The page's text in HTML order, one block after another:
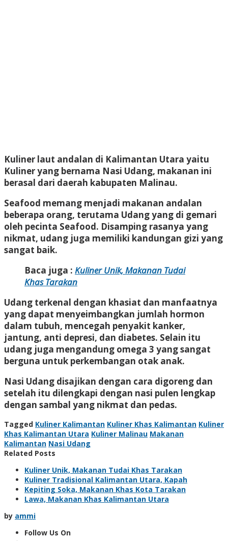
Kuliner laut andalan di Kalimantan Utara yaitu
Kuliner yang bernama Nasi Udang, makanan ini
berasal dari daerah kabupaten Malinau.
Seafood memang menjadi makanan andalan
beberapa orang, terutama Udang yang di gemari
oleh pecinta Seafood. Disamping rasanya yang
nikmat, udang juga memiliki kandungan gizi yang
sangat baik.
Baca juga : Kuliner Unik, Makanan Tudai
Khas Tarakan
Udang terkenal dengan khasiat dan manfaatnya
yang dapat menyeimbangkan jumlah hormon
dalam tubuh, mencegah penyakit kanker,
jantung, anti depresi, dan diabetes. Selain itu
udang juga mengandung omega 3 yang sangat
berguna untuk perkembangan otak anak.
Nasi Udang disajikan dengan cara digoreng dan
setelah itu dilengkapi dengan nasi pulen lengkap
dengan sambal yang nikmat dan pedas.
Tagged Kuliner Kalimantan Kuliner Khas Kalimantan Kuliner
Khas Kalimantan Utara Kuliner Malinau Makanan
Kalimantan Nasi Udang
Related Posts
Kuliner Unik, Makanan Tudai Khas Tarakan
Kuliner Tradisional Kalimantan Utara, Kapah
Kepiting Soka, Makanan Khas Kota Tarakan
Lawa, Makanan Khas Kalimantan Utara
by ammi
Follow Us On